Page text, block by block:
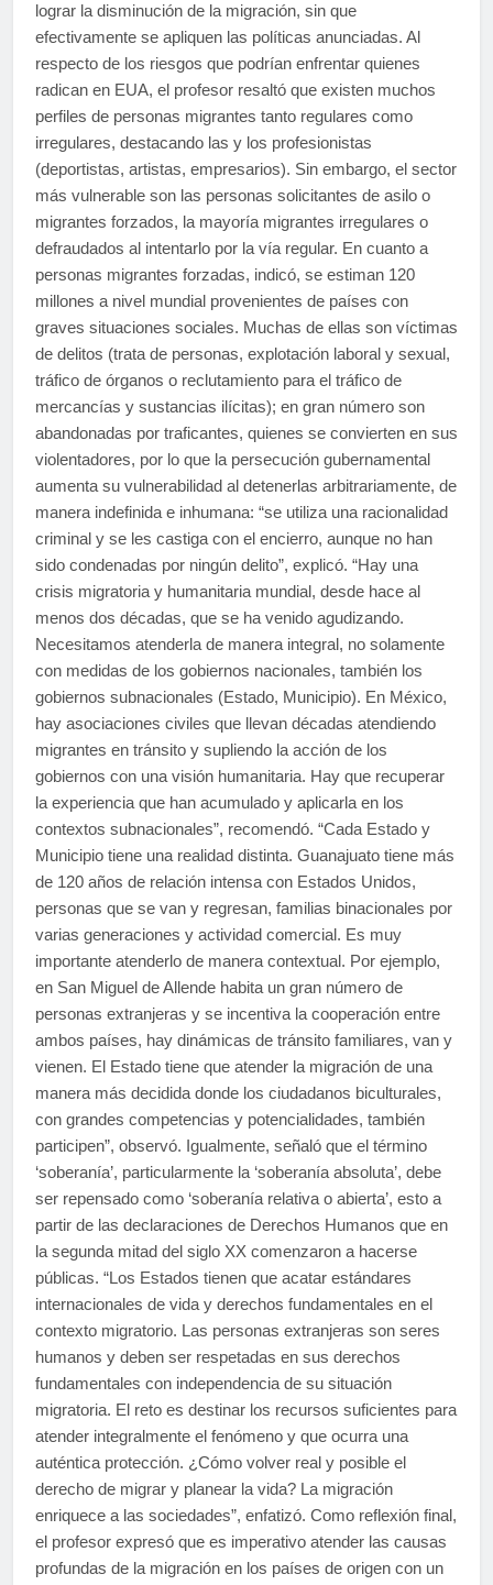
lograr la disminución de la migración, sin que
efectivamente se apliquen las políticas anunciadas. Al
respecto de los riesgos que podrían enfrentar quienes
radican en EUA, el profesor resaltó que existen muchos
perfiles de personas migrantes tanto regulares como
irregulares, destacando las y los profesionistas
(deportistas, artistas, empresarios). Sin embargo, el sector
más vulnerable son las personas solicitantes de asilo o
migrantes forzados, la mayoría migrantes irregulares o
defraudados al intentarlo por la vía regular. En cuanto a
personas migrantes forzadas, indicó, se estiman 120
millones a nivel mundial provenientes de países con
graves situaciones sociales. Muchas de ellas son víctimas
de delitos (trata de personas, explotación laboral y sexual,
tráfico de órganos o reclutamiento para el tráfico de
mercancías y sustancias ilícitas); en gran número son
abandonadas por traficantes, quienes se convierten en sus
violentadores, por lo que la persecución gubernamental
aumenta su vulnerabilidad al detenerlas arbitrariamente, de
manera indefinida e inhumana: “se utiliza una racionalidad
criminal y se les castiga con el encierro, aunque no han
sido condenadas por ningún delito”, explicó. “Hay una
crisis migratoria y humanitaria mundial, desde hace al
menos dos décadas, que se ha venido agudizando.
Necesitamos atenderla de manera integral, no solamente
con medidas de los gobiernos nacionales, también los
gobiernos subnacionales (Estado, Municipio). En México,
hay asociaciones civiles que llevan décadas atendiendo
migrantes en tránsito y supliendo la acción de los
gobiernos con una visión humanitaria. Hay que recuperar
la experiencia que han acumulado y aplicarla en los
contextos subnacionales”, recomendó. “Cada Estado y
Municipio tiene una realidad distinta. Guanajuato tiene más
de 120 años de relación intensa con Estados Unidos,
personas que se van y regresan, familias binacionales por
varias generaciones y actividad comercial. Es muy
importante atenderlo de manera contextual. Por ejemplo,
en San Miguel de Allende habita un gran número de
personas extranjeras y se incentiva la cooperación entre
ambos países, hay dinámicas de tránsito familiares, van y
vienen. El Estado tiene que atender la migración de una
manera más decidida donde los ciudadanos biculturales,
con grandes competencias y potencialidades, también
participen”, observó. Igualmente, señaló que el término
‘soberanía’, particularmente la ‘soberanía absoluta’, debe
ser repensado como ‘soberanía relativa o abierta’, esto a
partir de las declaraciones de Derechos Humanos que en
la segunda mitad del siglo XX comenzaron a hacerse
públicas. “Los Estados tienen que acatar estándares
internacionales de vida y derechos fundamentales en el
contexto migratorio. Las personas extranjeras son seres
humanos y deben ser respetadas en sus derechos
fundamentales con independencia de su situación
migratoria. El reto es destinar los recursos suficientes para
atender integralmente el fenómeno y que ocurra una
auténtica protección. ¿Cómo volver real y posible el
derecho de migrar y planear la vida? La migración
enriquece a las sociedades”, enfatizó. Como reflexión final,
el profesor expresó que es imperativo atender las causas
profundas de la migración en los países de origen con un